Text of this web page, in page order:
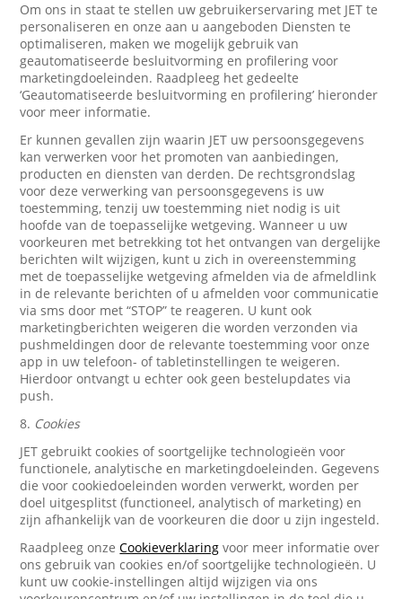
Om ons in staat te stellen uw gebruikerservaring met JET te
personaliseren en onze aan u aangeboden Diensten te
optimaliseren, maken we mogelijk gebruik van
geautomatiseerde besluitvorming en profilering voor
marketingdoeleinden. Raadpleeg het gedeelte
‘Geautomatiseerde besluitvorming en profilering’ hieronder
voor meer informatie.
Er kunnen gevallen zijn waarin JET uw persoonsgegevens
kan verwerken voor het promoten van aanbiedingen,
producten en diensten van derden. De rechtsgrondslag
voor deze verwerking van persoonsgegevens is uw
toestemming, tenzij uw toestemming niet nodig is uit
hoofde van de toepasselijke wetgeving. Wanneer u uw
voorkeuren met betrekking tot het ontvangen van dergelijke
berichten wilt wijzigen, kunt u zich in overeenstemming
met de toepasselijke wetgeving afmelden via de afmeldlink
in de relevante berichten of u afmelden voor communicatie
via sms door met “STOP” te reageren. U kunt ook
marketingberichten weigeren die worden verzonden via
pushmeldingen door de relevante toestemming voor onze
app in uw telefoon- of tabletinstellingen te weigeren.
Hierdoor ontvangt u echter ook geen bestelupdates via
push.
8. Cookies
JET gebruikt cookies of soortgelijke technologieën voor
functionele, analytische en marketingdoeleinden. Gegevens
die voor cookiedoeleinden worden verwerkt, worden per
doel uitgesplitst (functioneel, analytisch of marketing) en
zijn afhankelijk van de voorkeuren die door u zijn ingesteld.
Raadpleeg onzeCookieverklaring voor meer informatie over
ons gebruik van cookies en/of soortgelijke technologieën. U
kunt uw cookie-instellingen altijd wijzigen via ons